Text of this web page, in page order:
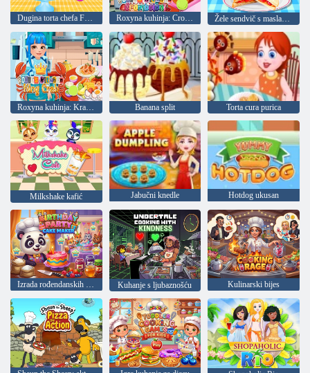
Dugina torta chefa Felicije Roxyna kuhinja: Cromboloni Žele sendvič s maslacem od kikirikija
Roxyna kuhinja: Kraljevski rak Banana split Torta cura purica
Milkshake kafić Jabučni knedle Hotdog ukusan
Izrada rođendanskih torti Kuhanje s ljubaznošću Kulinarski bijes